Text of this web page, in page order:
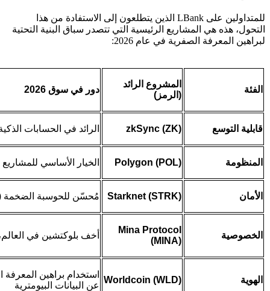
للمتداولين على LBank الذين يتطلعون إلى الاستفادة من هذا
التحول، هذه هي المشاريع الرئيسية التي تتصدر سباق البنية التحتية
لبراهين المعرفة الصفرية في عام 2026:
الفئة
المشروع الرائد
(الرمز)
دور في سوق 2026
قابلية التوسع zkSync (ZK) الرائد في الحسابات
المنظومة Polygon (POL) الخيار الأساسي
الأمان Starknet (STRK) مُحسّن للحوسبة الضخمة (أكثر من 10,000 معاملة في
الخصوصية
Mina Protocol
(MINA)
أخف بلوكتشين في
الهوية Worldcoin (WLD)
استخدام براهين
عن البيانات البيومترية